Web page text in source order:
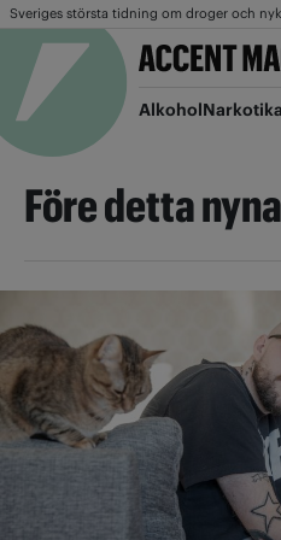
Sveriges största tidning om droger och
AlkoholNarkotika
Före detta